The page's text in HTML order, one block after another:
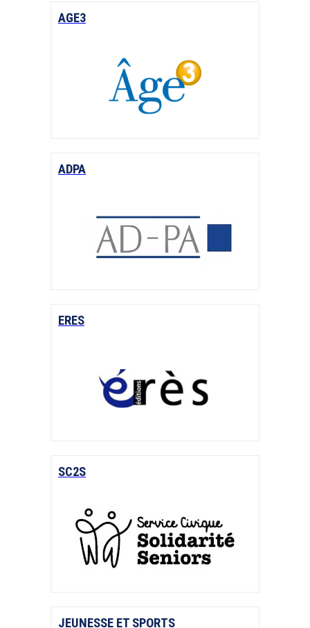
AGE3
ADPA
ERES
SC2S
JEUNESSE ET SPORTS